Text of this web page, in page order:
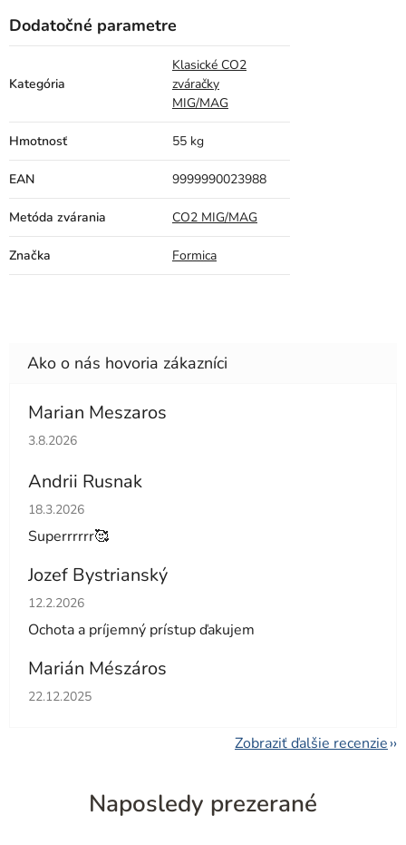
Dodatočné parametre
Kategória
Klasické CO2
zváračky
MIG/MAG
Hmotnosť 55 kg
EAN 9999990023988
Metóda zvárania CO2 MIG/MAG
Značka Formica
Marian Meszaros
Hodnotenie obchodu je 5 z 5 hviezdičiek.
3.8.2026
Andrii Rusnak
Hodnotenie obchodu je 5 z 5 hviezdičiek.
18.3.2026
Superrrrrr🥰
Jozef Bystrianský
Hodnotenie obchodu je 5 z 5 hviezdičiek.
12.2.2026
Ochota a príjemný prístup ďakujem
Marián Mészáros
Hodnotenie obchodu je 5 z 5 hviezdičiek.
22.12.2025
Zobraziť ďalšie recenzie
Naposledy prezerané